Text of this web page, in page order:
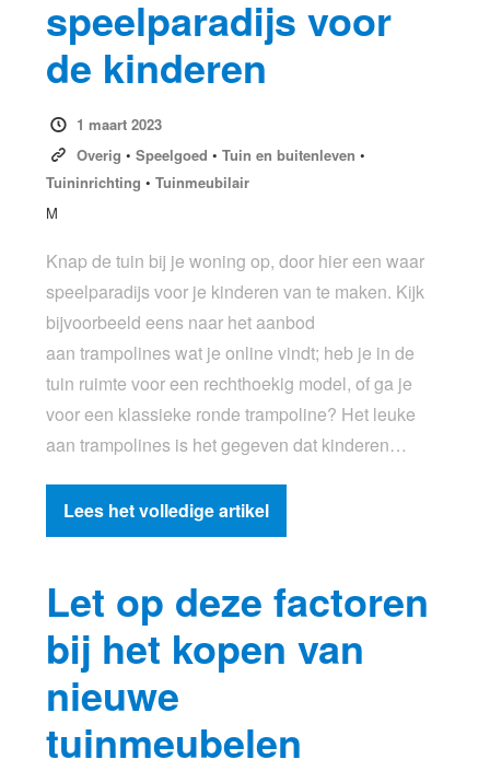
speelparadijs voor
de kinderen
1 maart 2023
Overig • Speelgoed • Tuin en buitenleven •
Tuininrichting •Tuinmeubilair
M
Knap de tuin bij je woning op, door hier een waar
speelparadijs voor je kinderen van te maken. Kijk
bijvoorbeeld eens naar het aanbod
aan trampolines wat je online vindt; heb je in de
tuin ruimte voor een rechthoekig model, of ga je
voor een klassieke ronde trampoline? Het leuke
aan trampolines is het gegeven dat kinderen…
Lees het volledige artikel
Let op deze factoren
bij het kopen van
nieuwe
tuinmeubelen